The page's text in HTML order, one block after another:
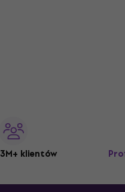
klientów